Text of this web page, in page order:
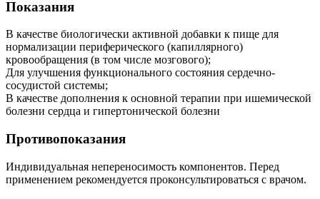
Показания
В качестве биологически активной добавки к пище для
нормализации периферического (капиллярного)
кровообращения (в том числе мозгового);
Для улучшения функционального состояния сердечно-
сосудистой системы;
В качестве дополнения к основной терапии при ишемической
болезни сердца и гипертонической болезни
Противопоказания
Индивидуальная непереносимость компонентов. Перед
применением рекомендуется проконсультироваться с врачом.